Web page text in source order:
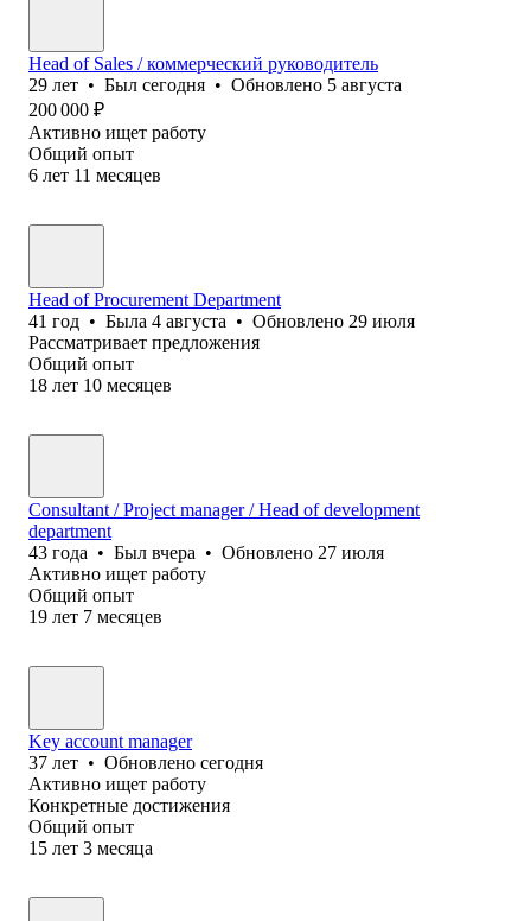
Head of Sales / коммерческий руководитель
29 лет • Был сегодня • Обновлено 5 августа
200 000 ₽
Активно ищет работу
Общий опыт
6 лет 11 месяцев
Head of Procurement Department
41 год • Была 4 августа • Обновлено 29 июля
Рассматривает предложения
Общий опыт
18 лет 10 месяцев
Consultant / Project manager / Head of development
department
43 года • Был вчера • Обновлено 27 июля
Активно ищет работу
Общий опыт
19 лет 7 месяцев
Key account manager
37 лет • Обновлено сегодня
Активно ищет работу
Конкретные достижения
Общий опыт
15 лет 3 месяца